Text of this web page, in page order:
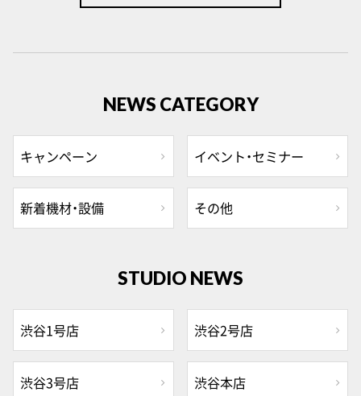
NEWS CATEGORY
キャンペーン イベント・セミナー
新着機材・設備 その他
STUDIO NEWS
渋谷1号店 渋谷2号店
渋谷3号店 渋谷本店